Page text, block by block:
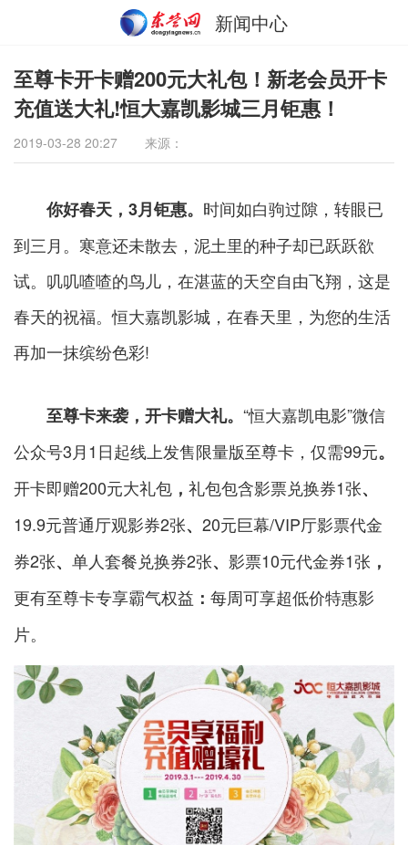
新闻中心
至尊卡开卡赠200元大礼包！新老会员开卡
充值送大礼!恒大嘉凯影城三月钜惠！
2019-03-28 20:27 来源：
你好春天，3月钜惠。 时间如白驹过隙，转眼已
到三月。寒意还未散去，泥土里的种子却已跃跃欲
试。叽叽喳喳的鸟儿，在湛蓝的天空自由飞翔，这是
春天的祝福。恒大嘉凯影城，在春天里，为您的生活
再加一抹缤纷色彩!
至尊卡来袭，开卡赠大礼。 “恒大嘉凯电影”微信
公众号3月1日起线上发售限量版至尊卡，仅需99元。
开卡即赠200元大礼包 ， 礼包包含影票兑换券1张、
19.9元普通厅观影券2张、 20元巨幕/VIP厅影票代金
券2张、 单人套餐兑换券2张、 影票10元代金券1张 ，
更有至尊卡专享霸气权益 ： 每周可享超低价特惠影
片。